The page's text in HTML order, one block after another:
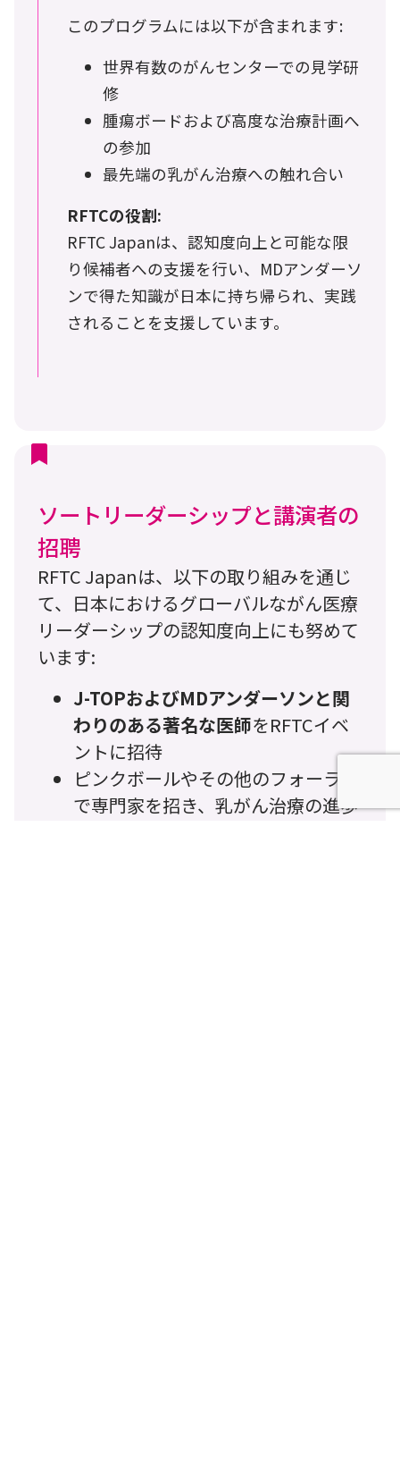
このプログラムには以下が含まれます:
世界有数のがんセンターでの見学研
修
腫瘍ボードおよび高度な治療計画へ
の参加
最先端の乳がん治療への触れ合い
RFTCの役割:
RFTC Japanは、認知度向上と可能な限
り候補者への支援を行い、MDアンダーソ
ンで得た知識が日本に持ち帰られ、実践
されることを支援しています。
ソートリーダーシップと講演者の
招聘
RFTC Japanは、以下の取り組みを通じ
て、日本におけるグローバルながん医療
リーダーシップの認知度向上にも努めて
います:
J-TOPおよびMDアンダーソンと関
わりのある著名な医師をRFTCイベ
ントに招待
ピンクボールやその他のフォーラム
で専門家を招き、乳がん治療の進歩